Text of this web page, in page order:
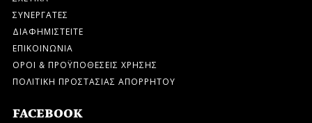
ΣΥΝΕΡΓΑΤΕΣ
ΔΙΑΦΗΜΙΣΤΕΙΤΕ
ΕΠΙΚΟΙΝΩΝΙΑ
ΟΡΟΙ & ΠΡΟΫΠΟΘΕΣΕΙΣ ΧΡΗΣΗΣ
ΠΟΛΙΤΙΚΗ ΠΡΟΣΤΑΣΙΑΣ ΑΠΟΡΡΗΤΟΥ
FACEBOOK